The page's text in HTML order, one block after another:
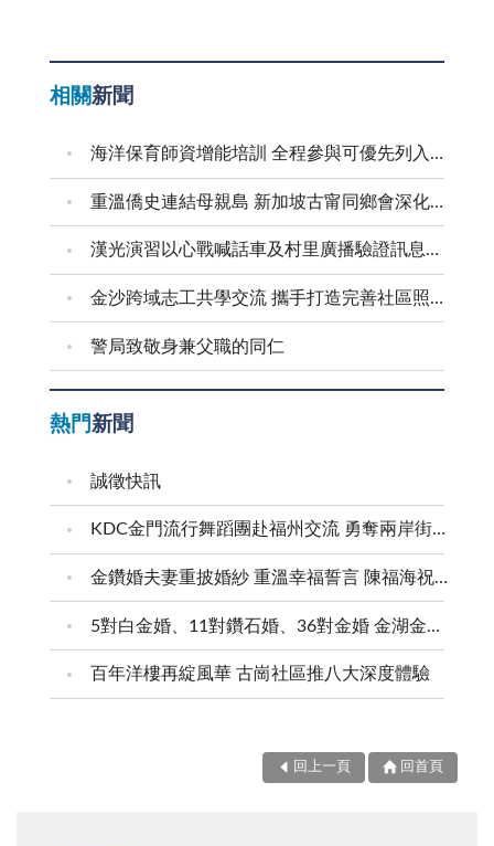
相關新聞
海洋保育師資增能培訓 全程參與可優先列入到校宣導講師
重溫僑史連結母親島 新加坡古甯同鄉會深化金門交流
漢光演習以心戰喊話車及村里廣播驗證訊息傳遞效能
金沙跨域志工共學交流 攜手打造完善社區照顧網絡
警局致敬身兼父職的同仁
熱門新聞
誠徵快訊
KDC金門流行舞蹈團赴福州交流 勇奪兩岸街舞賽三等獎
金鑽婚夫妻重披婚紗 重溫幸福誓言 陳福海祝福牽手半世紀 情深相守成典範
5對白金婚、11對鑽石婚、36對金婚 金湖金沙夫妻共享榮耀時刻 陳福海表揚金鑽婚夫妻 向半世紀相守家庭典範致敬
百年洋樓再綻風華 古崗社區推八大深度體驗
回上一頁 回首頁